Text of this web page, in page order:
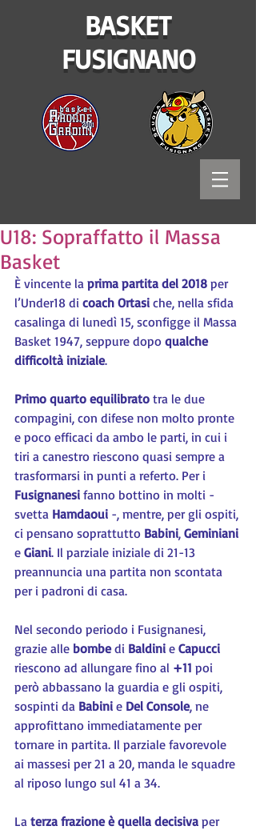
BASKET
FUSIGNANO
U18: Sopraffatto il Massa
Basket
È vincente la prima partita del 2018 per
l’Under18 di coach Ortasi che, nella sfida
casalinga di lunedì 15, sconfigge il Massa
Basket 1947, seppure dopo qualche
difficoltà iniziale.
Primo quarto equilibrato tra le due
compagini, con difese non molto pronte
e poco efficaci da ambo le parti, in cui i
tiri a canestro riescono quasi sempre a
trasformarsi in punti a referto. Per i
Fusignanesi fanno bottino in molti -
svetta Hamdaoui -, mentre, per gli ospiti,
ci pensano soprattutto Babini, Geminiani
e Giani. Il parziale iniziale di 21-13
preannuncia una partita non scontata
per i padroni di casa.
Nel secondo periodo i Fusignanesi,
grazie alle bombe di Baldini e Capucci
riescono ad allungare fino al +11 poi
però abbassano la guardia e gli ospiti,
sospinti da Babini e Del Console, ne
approfittano immediatamente per
tornare in partita. Il parziale favorevole
ai massesi per 21 a 20, manda le squadre
al riposo lungo sul 41 a 34.
La terza frazione è quella decisiva per